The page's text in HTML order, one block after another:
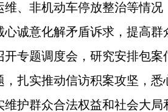
维、非机动车停放整治等情
心诚意化解矛盾诉求，提高群
开专题调度会，研究安排包
，扎实推动信访积案攻坚，
维护群众合法权益和社会大局